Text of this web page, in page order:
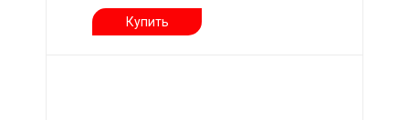
Купить